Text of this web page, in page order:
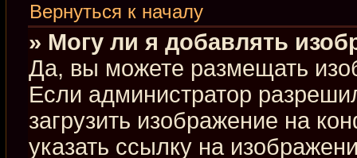
Вернуться к началу
» Могу ли я добавлять
Да, вы можете размещать
Если администратор
загрузить изображение на
указать ссылку на